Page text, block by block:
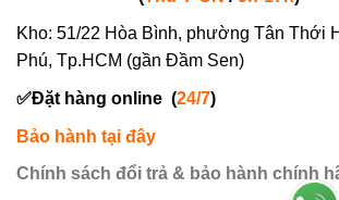
Kho: 51/22 Hòa Bình, phường Tân Thới
Phú, Tp.HCM (gần Đầm Sen)
✅Đặt hàng online (24/7)
Bảo hành tại đây
Chính sách đổi trả & bảo hành chính